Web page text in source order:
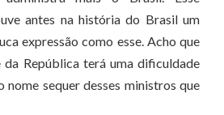
antes na história do Brasil um
expressão como esse. Acho que
República terá uma dificuldade
nome sequer desses ministros que